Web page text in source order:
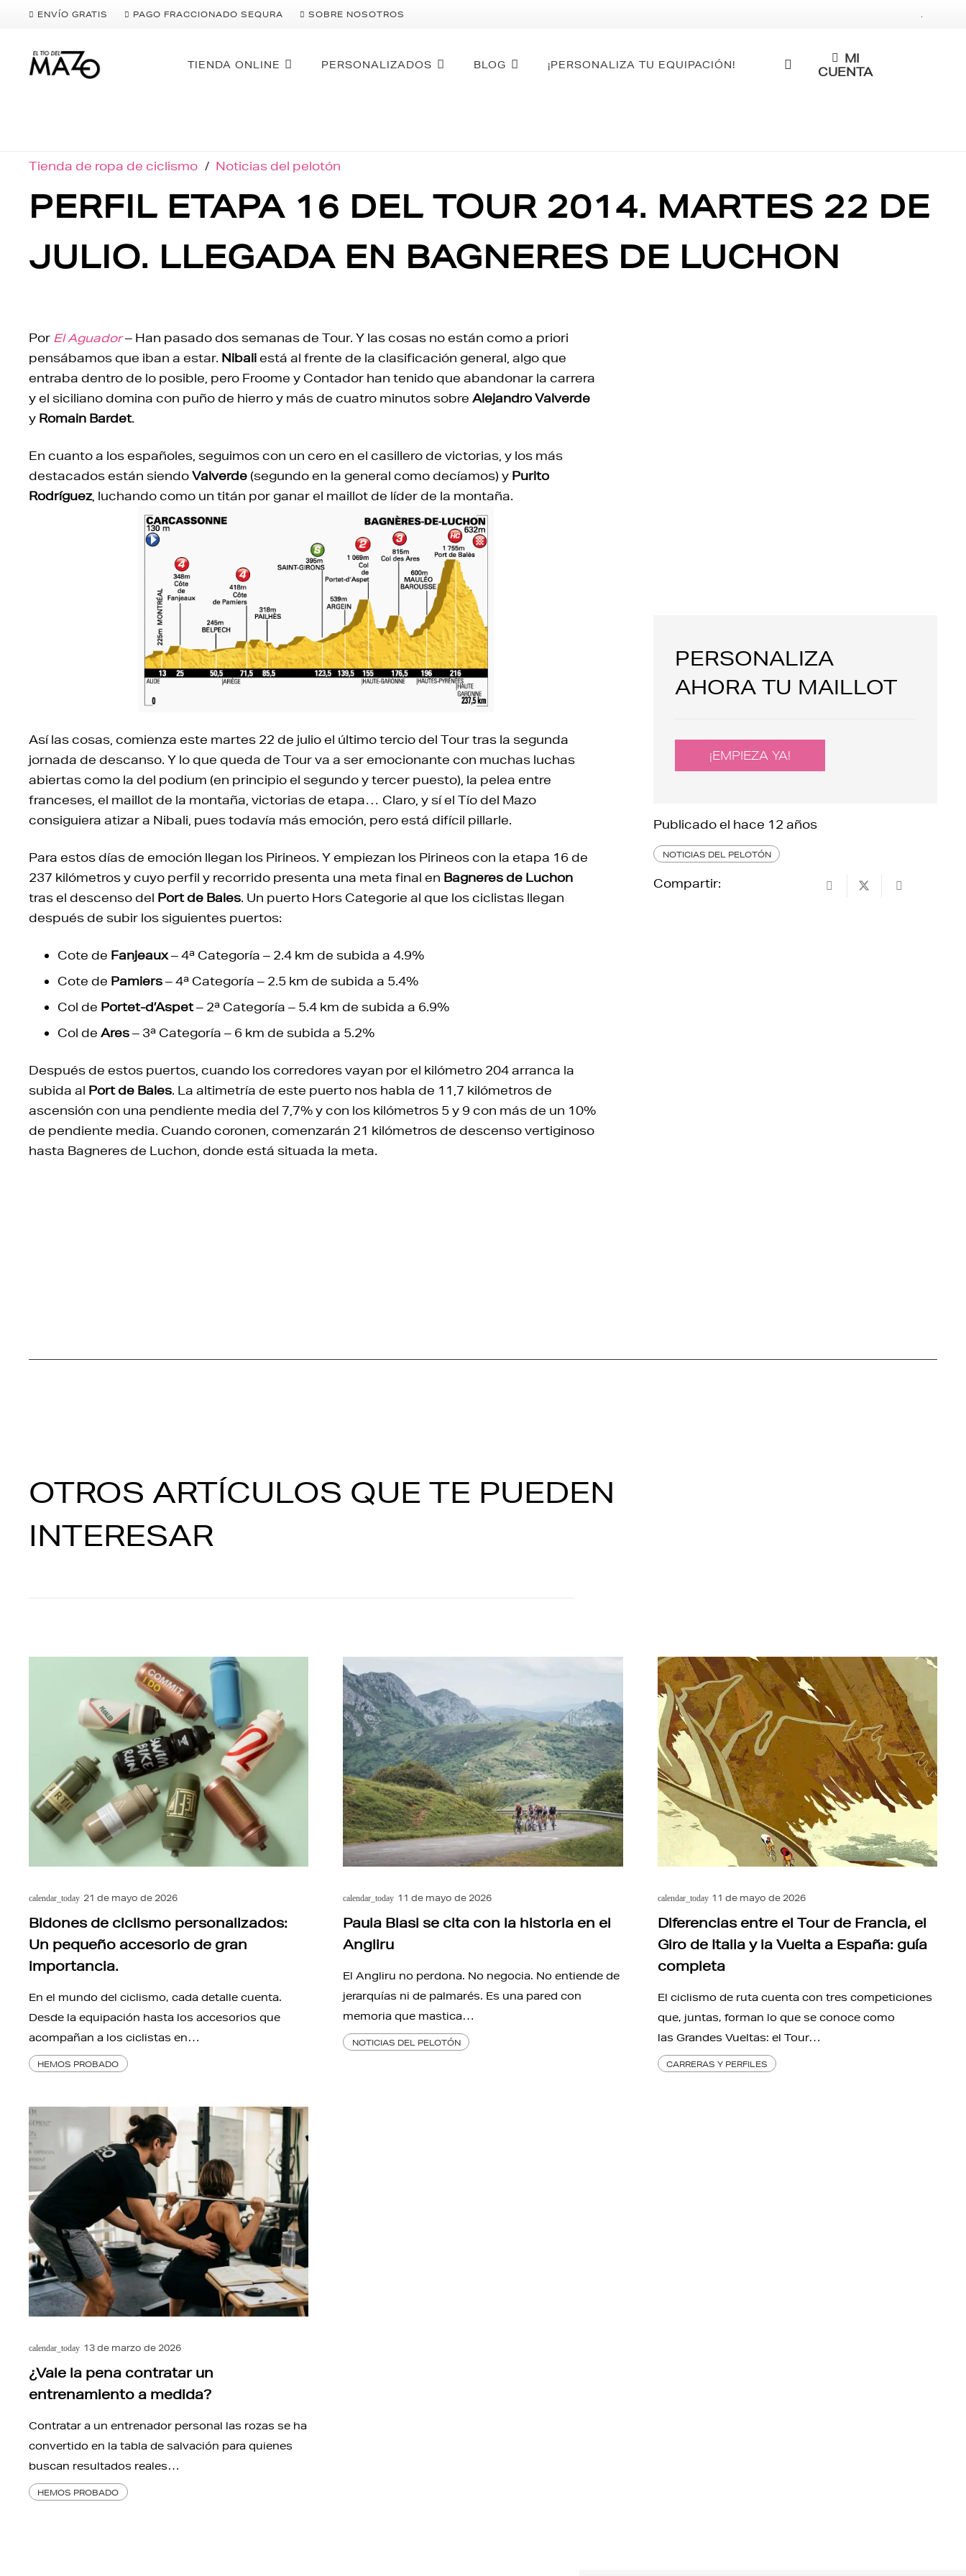
ENVÍO GRATIS PAGO FRACCIONADO SEQURA SOBRE NOSOTROS .
TIENDA ONLINE PERSONALIZADOS BLOG ¡PERSONALIZA TU EQUIPACIÓN!
MI
CUENTA
Tienda de ropa de ciclismo / Noticias del pelotón
PERFIL ETAPA 16 DEL TOUR 2014. MARTES 22 DE
JULIO. LLEGADA EN BAGNERES DE LUCHON
Por El Aguador– Han pasado dos semanas de Tour. Y las cosas no están como a priori
pensábamos que iban a estar. Nibaliestá al frente de la clasificación general, algo que
entraba dentro de lo posible, pero Froome y Contador han tenido que abandonar la carrera
y el siciliano domina con puño de hierro y más de cuatro minutos sobre Alejandro Valverde
y Romain Bardet.
En cuanto a los españoles, seguimos con un cero en el casillero de victorias, y los más
destacados están siendoValverde (segundo en la general como decíamos) y Purito
Rodríguez, luchando como un titán por ganar el maillot de líder de la montaña.
Así las cosas, comienza este martes 22 de julio el último tercio del Tour tras la segunda
jornada de descanso. Y lo que queda de Tour va a ser emocionante con muchas luchas
abiertas como la del podium (en principio el segundo y tercer puesto), la pelea entre
franceses, el maillot de la montaña, victorias de etapa… Claro, y sí el Tío del Mazo
consiguiera atizar a Nibali, pues todavía más emoción, pero está difícil pillarle.
Para estos días de emoción llegan los Pirineos. Y empiezan los Pirineos con la etapa 16 de
237 kilómetros y cuyo perfil y recorrido presenta una meta final en Bagneres de Luchon
tras el descenso del Port de Bales. Un puerto Hors Categorie al que los ciclistas llegan
después de subir los siguientes puertos:
Cote de Fanjeaux– 4ª Categoría – 2.4 km de subida a 4.9%
Cote de Pamiers– 4ª Categoría – 2.5 km de subida a 5.4%
Col de Portet-d’Aspet– 2ª Categoría – 5.4 km de subida a 6.9%
Col de Ares– 3ª Categoría – 6 km de subida a 5.2%
Después de estos puertos, cuando los corredores vayan por el kilómetro 204 arranca la
subida al Port de Bales. La altimetría de este puerto nos habla de 11,7 kilómetros de
ascensión con una pendiente media del 7,7% y con los kilómetros 5 y 9 con más de un 10%
de pendiente media. Cuando coronen, comenzarán 21 kilómetros de descenso vertiginoso
hasta Bagneres de Luchon, donde está situada la meta.
PERSONALIZA
AHORA TU MAILLOT
¡EMPIEZA YA!
Publicado el hace 12 años
NOTICIAS DEL PELOTÓN
Compartir:
OTROS ARTÍCULOS QUE TE PUEDEN
INTERESAR
calendar_today 21 de mayo de 2026
Bidones de ciclismo personalizados:
Un pequeño accesorio de gran
importancia.
En el mundo del ciclismo, cada detalle cuenta.
Desde la equipación hasta los accesorios que
acompañan a los ciclistas en…
HEMOS PROBADO
calendar_today 11 de mayo de 2026
Paula Blasi se cita con la historia en el
Angliru
El Angliru no perdona. No negocia. No entiende de
jerarquías ni de palmarés. Es una pared con
memoria que mastica…
NOTICIAS DEL PELOTÓN
calendar_today 11 de mayo de 2026
Diferencias entre el Tour de Francia, el
Giro de Italia y la Vuelta a España: guía
completa
El ciclismo de ruta cuenta con tres competiciones
que, juntas, forman lo que se conoce como
las Grandes Vueltas: el Tour…
CARRERAS Y PERFILES
calendar_today 13 de marzo de 2026
¿Vale la pena contratar un
entrenamiento a medida?
Contratar a un entrenador personal las rozas se ha
convertido en la tabla de salvación para quienes
buscan resultados reales…
HEMOS PROBADO